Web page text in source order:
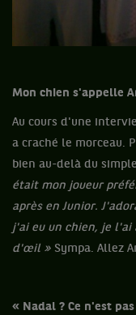
Mon chien s'appelle
Au cours d'une
a craché le morceau.
bien au-delà du
était mon joueur
après en Junior.
j'ai eu un chien, je l'ai
d'œil » Sympa. Allez
« Nadal ? Ce n'est